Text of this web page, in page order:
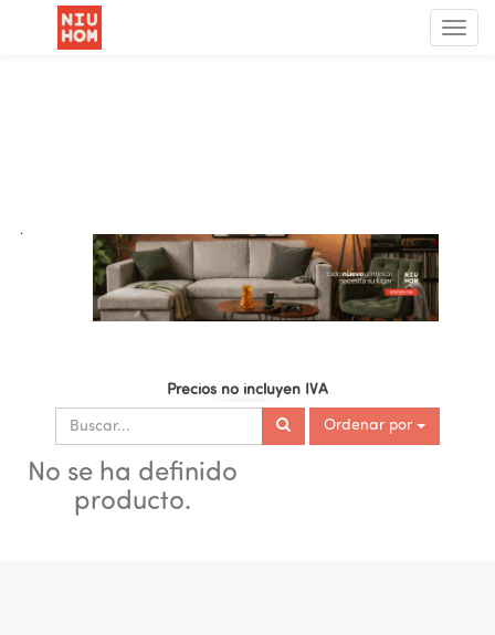
Menú
de
.
Precios no incluyen IVA
Ordenar por
No se ha definido
producto.